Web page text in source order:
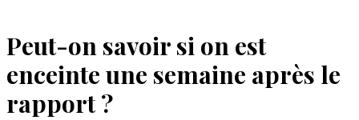
Peut-on savoir si on est
enceinte une semaine après le
rapport ?